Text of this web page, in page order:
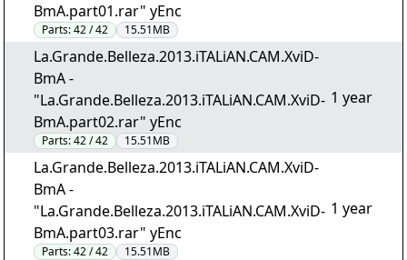
BmA.part01.rar" yEnc
Parts:42 / 42 15.51MB
La.Grande.Belleza.2013.iTALiAN.CAM.XviD-
BmA -
"La.Grande.Belleza.2013.iTALiAN.CAM.XviD-
BmA.part02.rar" yEnc
Parts:42 / 42 15.51MB
1 year
La.Grande.Belleza.2013.iTALiAN.CAM.XviD-
BmA -
"La.Grande.Belleza.2013.iTALiAN.CAM.XviD-
BmA.part03.rar" yEnc
Parts:42 / 42 15.51MB
1 year